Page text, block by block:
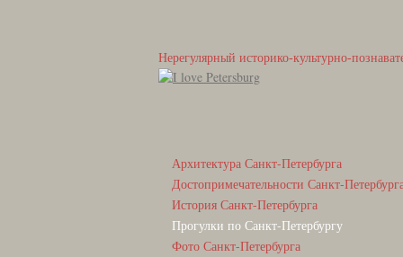
Нерегулярный историко-культурно-
Архитектура Санкт-Петербурга
Достопримечательности Санкт-
История Санкт-Петербурга
Прогулки по Санкт-Петербургу
Фото Санкт-Петербурга